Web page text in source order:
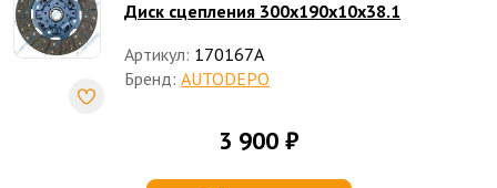
Диск сцепления 300x190x10x38.1
Артикул: 170167A
Бренд: AUTODEPO
3 900 ₽